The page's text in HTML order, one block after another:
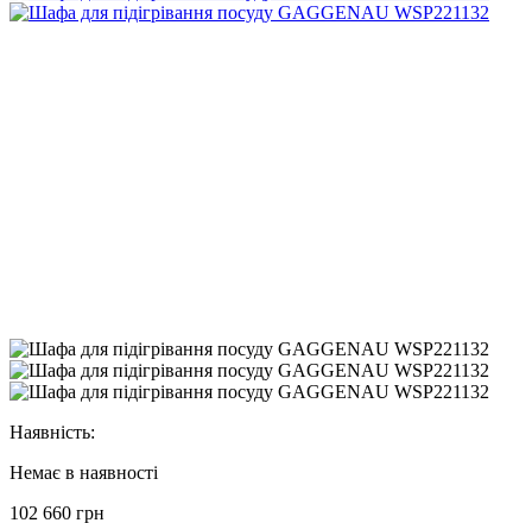
Наявність:
Немає в наявності
102 660 грн